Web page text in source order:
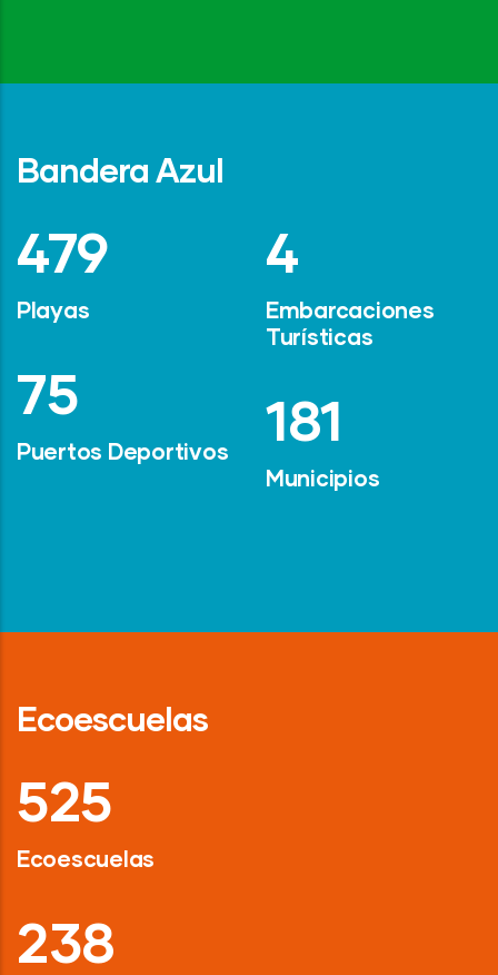
Bandera Azul
642
Playas
101
Puertos Deportivos
6
Embarcaciones
Turísticas
247
Municipios
Ecoescuelas
718
Ecoescuelas
326